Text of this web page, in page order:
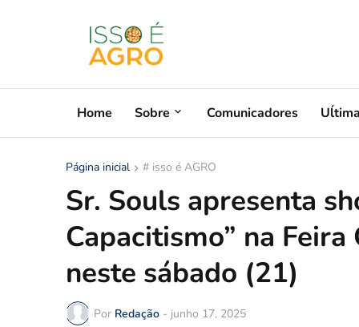
Home Sobre Comunicadores
Página inicial # isso é AGRO
Sr. Souls apresenta
Capacitismo” na
neste sábado (21)
Por Redação - junho 17, 2025